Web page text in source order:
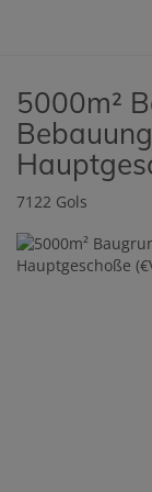
5000m²
7122 Gols